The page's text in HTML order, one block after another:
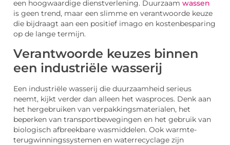
een hoogwaardige dienstverlening. Duurzaam wassen
is geen trend, maar een slimme en verantwoorde keuze
die bijdraagt aan een positief imago en kostenbesparing
op de lange termijn.
Verantwoorde keuzes binnen
een industriële wasserij
Een industriële wasserij die duurzaamheid serieus
neemt, kijkt verder dan alleen het wasproces. Denk aan
het hergebruiken van verpakkingsmaterialen, het
beperken van transportbewegingen en het gebruik van
biologisch afbreekbare wasmiddelen. Ook warmte-
terugwinningssystemen en waterrecyclage zijn